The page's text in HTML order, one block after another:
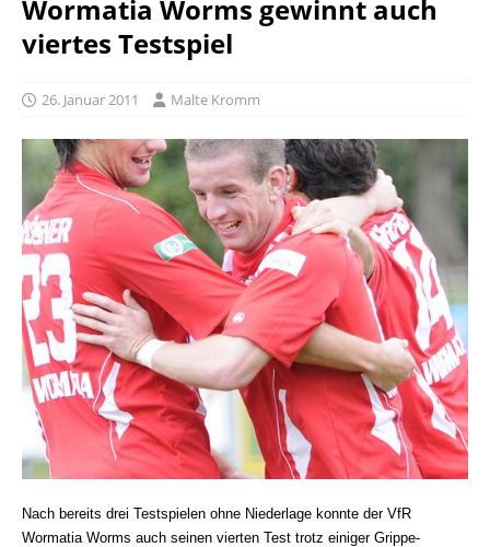
Wormatia Worms gewinnt auch
viertes Testspiel
26. Januar 2011 Malte Kromm
Nach bereits drei Testspielen ohne Niederlage konnte der VfR
Wormatia Worms auch seinen vierten Test trotz einiger Grippe-